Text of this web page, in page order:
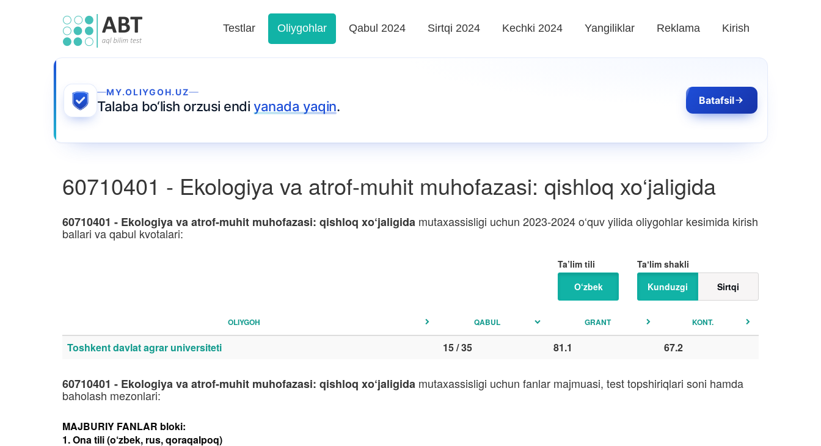
Testlar Oliygohlar Qabul 2024 Sirtqi 2024 Kechki 2024 Yangiliklar Reklama Kirish
MY.OLIYGOH.UZ
Talaba bo‘lish orzusi endiyanada yaqin. Batafsil
60710401 - Ekologiya va atrof-muhit muhofazasi: qishloq xo‘jaligida
60710401 - Ekologiya va atrof-muhit muhofazasi: qishloq xo‘jaligida mutaxassisligi uchun 2023-2024 o‘quv yilida oliygohlar kesimida kirish
ballari va qabul kvotalari:
Taʼlim shakli
Kunduzgi
Sirtqi
Ta’lim tili
O‘zbek
OLIYGOH QABUL GRANT KONT.
Toshkent davlat agrar universiteti 15 / 35 81.1 67.2
60710401 - Ekologiya va atrof-muhit muhofazasi: qishloq xo‘jaligida mutaxassisligi uchun fanlar majmuasi, test topshiriqlari soni hamda
baholash mezonlari:
MAJBURIY FANLAR bloki:
1. Ona tili (o‘zbek, rus, qoraqalpoq)